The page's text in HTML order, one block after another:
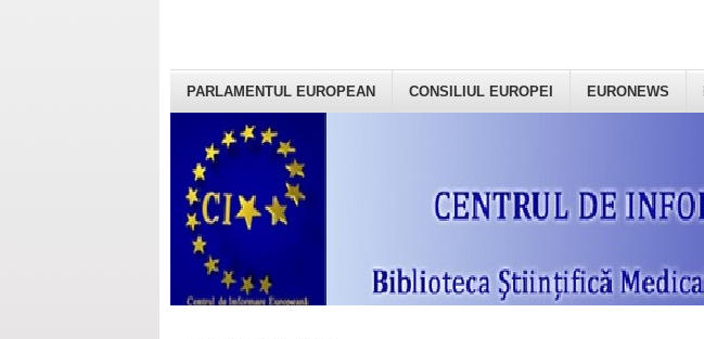
PARLAMENTUL EUROPEAN CONSILIUL EUROPEI EURONEWS